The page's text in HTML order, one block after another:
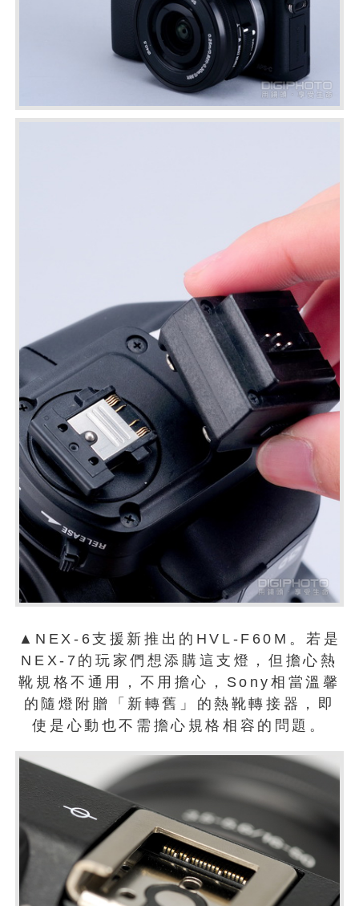
▲NEX-6支援新推出的HVL-F60M。若是
NEX-7的玩家們想添購這支燈，但擔心熱
靴規格不通用，不用擔心，Sony相當溫馨
的隨燈附贈「新轉舊」的熱靴轉接器，即
使是心動也不需擔心規格相容的問題。